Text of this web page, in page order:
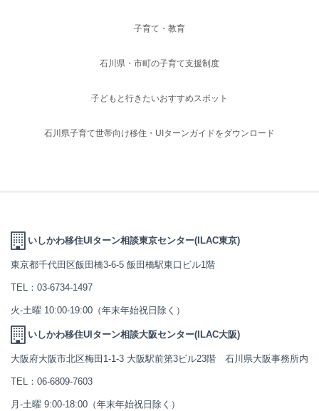
子育て・教育
石川県・市町の子育て支援制度
子どもと行きたいおすすめスポット
石川県子育て世帯向け移住・UIターンガイドをダウンロード
いしかわ移住UIターン相談東京センター(ILAC東京)
東京都千代田区飯田橋3-6-5 飯田橋駅東口ビル1階
TEL： 03-6734-1497
火-土曜 10:00-19:00（年末年始祝日除く）
いしかわ移住UIターン相談大阪センター(ILAC大阪)
大阪府大阪市北区梅田1-1-3 大阪駅前第3ビル23階 石川県大阪事務所内
TEL： 06-6809-7603
月-土曜 9:00-18:00（年末年始祝日除く）